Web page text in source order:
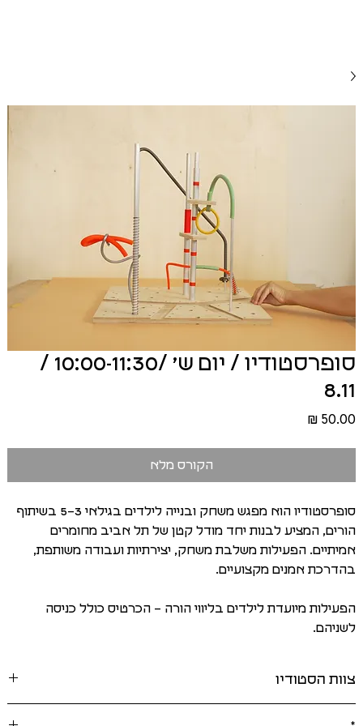
סופרסטודיו / יום ש׳ /10:00-11:30 /
8.11
50.00 ₪
Price
הקורס מלא
סופרסטודיו הוא מפגש משחק ובנייה לילדים בגילאי 3–5 בשיתוף
הורים, המציע לבנות יחד מודל קטן של תל אביב מחומרים
אמיתיים. הפעילות משלבת משחק, יצירתיות ועבודה משותפת,
בהדרכת אמנים מקצועיים.
הפעילות מיועדת לילדים בליווי הורה – הכרטיס כולל כניסה
לשניהם.
צוות הסטודיו